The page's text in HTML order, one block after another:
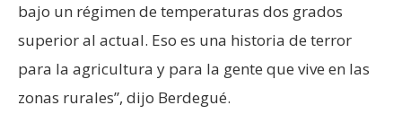
bajo un régimen de temperaturas dos grados
superior al actual. Eso es una historia de terror
para la agricultura y para la gente que vive en las
zonas rurales”, dijo Berdegué.